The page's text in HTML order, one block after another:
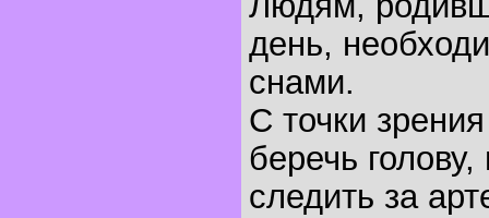
день,
снами.
С точки
беречь голову,
следить за